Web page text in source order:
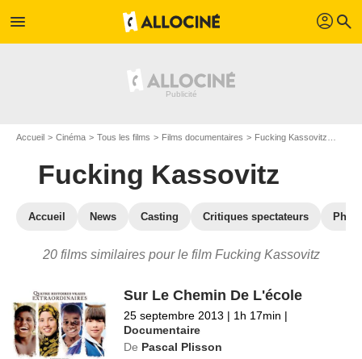
menu profil search
Accueil Cinéma Tous les films Films documentaires Fucking Kassovitz
Fucking Kassovitz
Accueil News Casting Critiques spectateurs
20 films similaires pour le film Fucking Kassovitz
Sur Le Chemin De L'école
25 septembre 2013 | 1h 17min |
Documentaire
De Pascal Plisson